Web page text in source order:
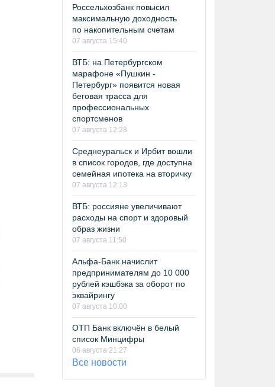
Россельхозбанк повысил
максимальную доходность
по накопительным счетам
07 августа 15:40
ВТБ: на Петербургском
марафоне «Пушкин -
Петербург» появится новая
беговая трасса для
профессиональных
спортсменов
07 августа 12:28
Среднеуральск и Ирбит вошли
в список городов, где доступна
семейная ипотека на вторичку
07 августа 12:13
ВТБ: россияне увеличивают
расходы на спорт и здоровый
образ жизни
07 августа 11:50
Альфа-Банк начислит
предпринимателям до 10 000
рублей кэшбэка за оборот по
эквайрингу
07 августа 10:00
ОТП Банк включён в белый
список Минцифры
06 августа 21:27
Все новости